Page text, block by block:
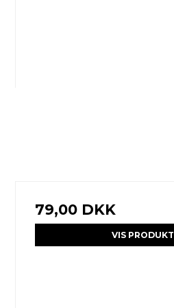
79,00 DKK
VIS PRODUKT